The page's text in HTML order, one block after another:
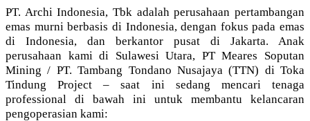
PT. Archi Indonesia, Tbk adalah perusahaan pertambangan
emas murni berbasis di Indonesia, dengan fokus pada emas
di Indonesia, dan berkantor pusat di Jakarta. Anak
perusahaan kami di Sulawesi Utara, PT Meares Soputan
Mining / PT. Tambang Tondano Nusajaya (TTN) di Toka
Tindung Project – saat ini sedang mencari tenaga
professional di bawah ini untuk membantu kelancaran
pengoperasian kami: